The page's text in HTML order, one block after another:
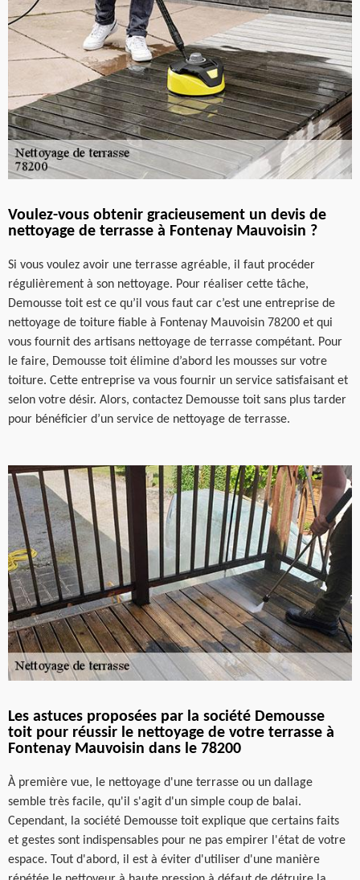
Voulez-vous obtenir gracieusement un devis de
nettoyage de terrasse à Fontenay Mauvoisin ?
Si vous voulez avoir une terrasse agréable, il faut procéder
régulièrement à son nettoyage. Pour réaliser cette tâche,
Demousse toit est ce qu’il vous faut car c’est une entreprise de
nettoyage de toiture fiable à Fontenay Mauvoisin 78200 et qui
vous fournit des artisans nettoyage de terrasse compétant. Pour
le faire, Demousse toit élimine d’abord les mousses sur votre
toiture. Cette entreprise va vous fournir un service satisfaisant et
selon votre désir. Alors, contactez Demousse toit sans plus tarder
pour bénéficier d’un service de nettoyage de terrasse.
Les astuces proposées par la société Demousse
toit pour réussir le nettoyage de votre terrasse à
Fontenay Mauvoisin dans le 78200
À première vue, le nettoyage d'une terrasse ou un dallage
semble très facile, qu'il s'agit d'un simple coup de balai.
Cependant, la société Demousse toit explique que certains faits
et gestes sont indispensables pour ne pas empirer l'état de votre
espace. Tout d'abord, il est à éviter d'utiliser d'une manière